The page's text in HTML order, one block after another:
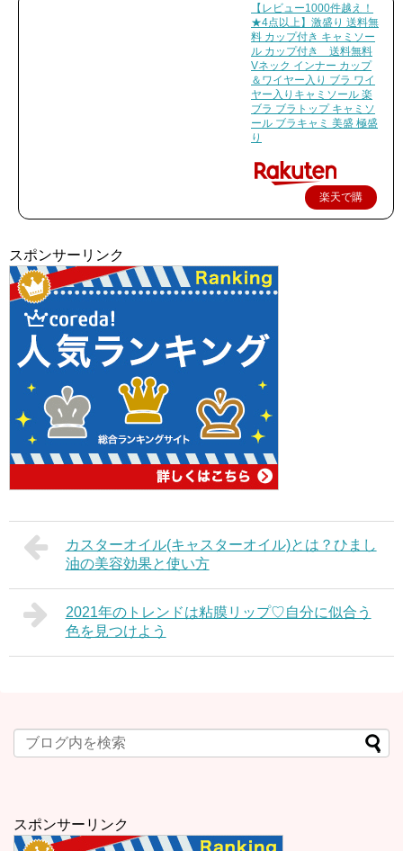
【レビュー1000件越え！
★4点以上】激盛り 送料無
料 カップ付き キャミソー
ル カップ付き 送料無料
Vネック インナー カップ
＆ワイヤー入り ブラ ワイ
ヤー入りキャミソール 楽
ブラ ブラトップ キャミソ
ール ブラキャミ 美盛 極盛
り
楽天で購
入
スポンサーリンク
カスターオイル(キャスターオイル)とは？ひまし
油の美容効果と使い方
2021年のトレンドは粘膜リップ♡自分に似合う
色を見つけよう
スポンサーリンク